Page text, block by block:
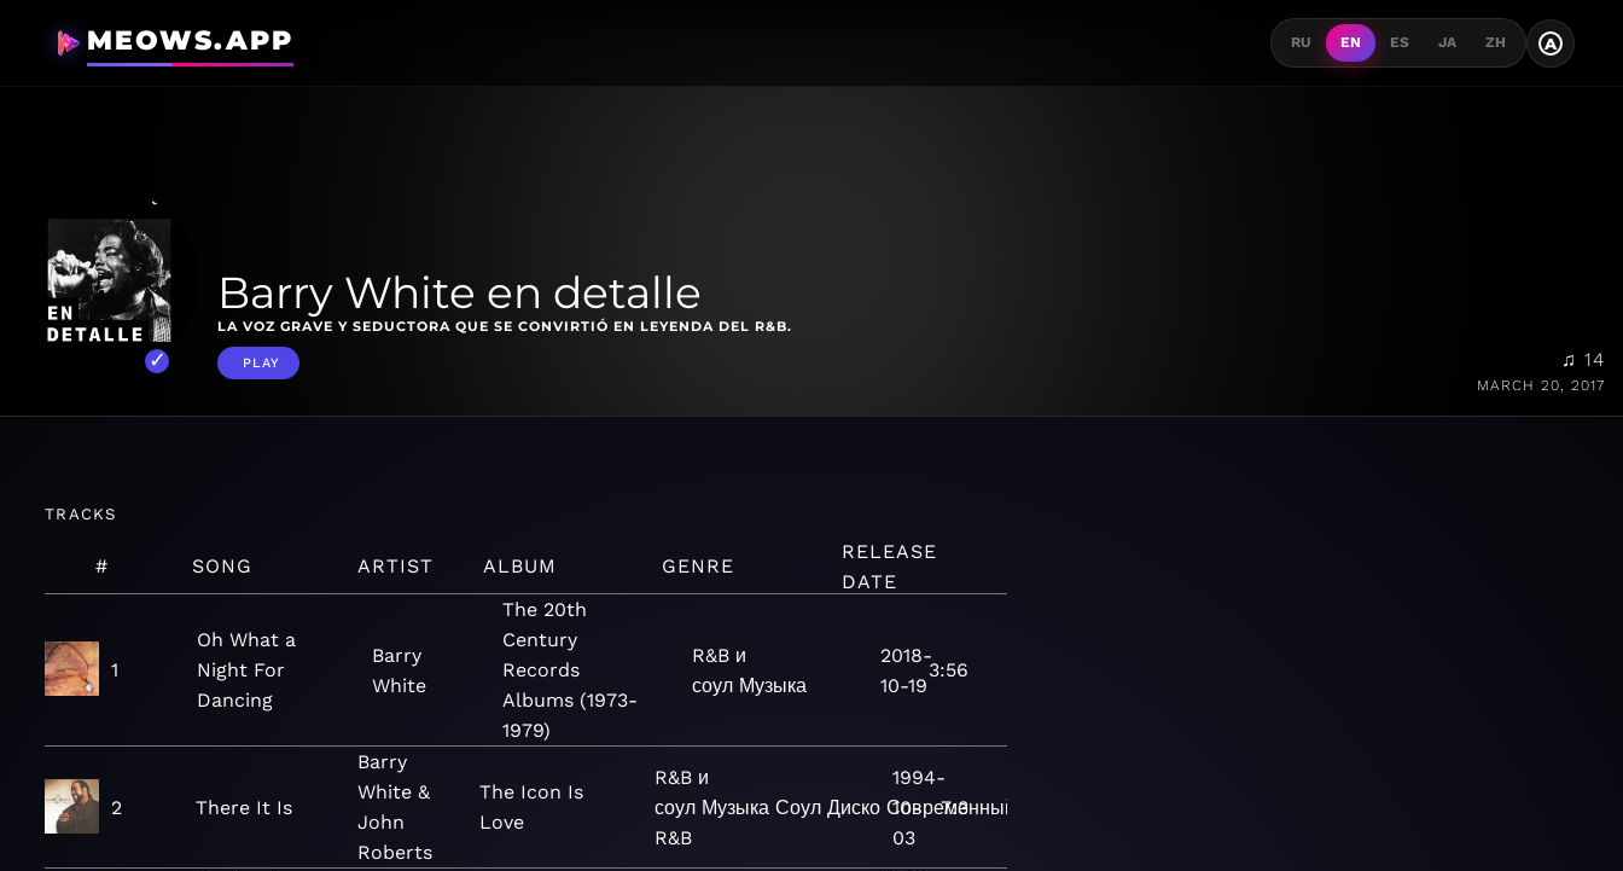
MEOWS.APP RU EN ES JA ZH A
Barry White en detalle
LA VOZ GRAVE Y SEDUCTORA QUE SE CONVIRTIÓ EN LEYENDA DEL R&B.
PLAY ♫ 14
MARCH 20, 2017
TRACKS
# SONG ARTIST ALBUM GENRE
RELEASE
DATE
1
Oh What a
Night For
Dancing
Barry
White
The 20th
Century
Records
Albums (1973-
1979)
R&B и
соул Музыка
2018-
10-19
3:56
2 There It Is
Barry
White &
John
Roberts
The Icon Is
Love
R&B и
соул Музыка Соул Диско Современный
R&B
1994-
10-
03
7:3